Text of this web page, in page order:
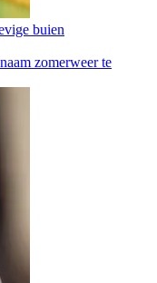
buien
zomerweer te